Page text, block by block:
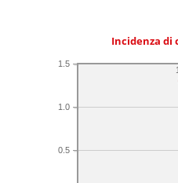
Incidenza di
0.5
1.0
1.5